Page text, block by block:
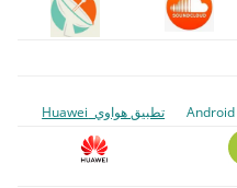
تطبيق هواوي Huawei